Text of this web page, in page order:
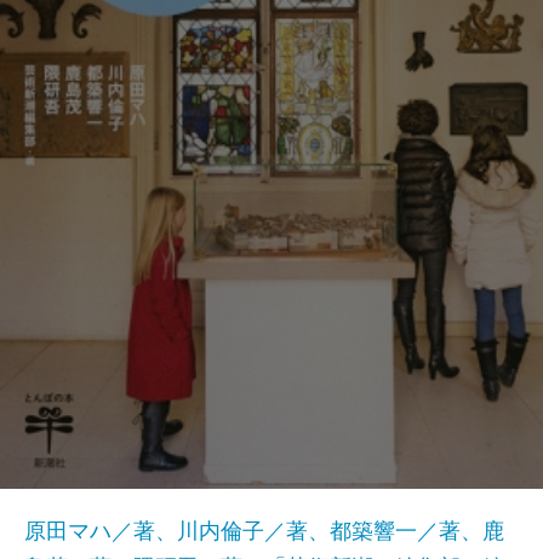
原田マハ／著、川内倫子／著、都築響一／著、鹿